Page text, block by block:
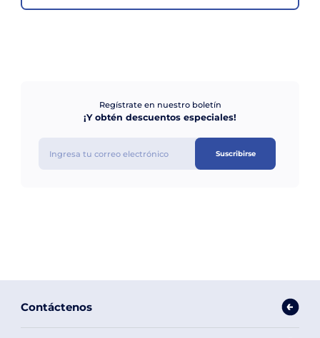
Regístrate en nuestro boletín
¡Y obtén descuentos especiales!
Suscribirse
Contáctenos